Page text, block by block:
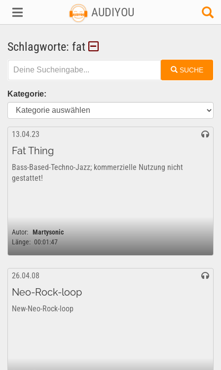
AUDIYOU
Schlagworte: fat
SUCHE
Kategorie:
13.04.23
Fat Thing
Bass-Based-Techno-Jazz; kommerzielle Nutzung nicht
gestattet!
Autor: Martysonic
Länge: 00:01:47
26.04.08
Neo-Rock-loop
New-Neo-Rock-loop